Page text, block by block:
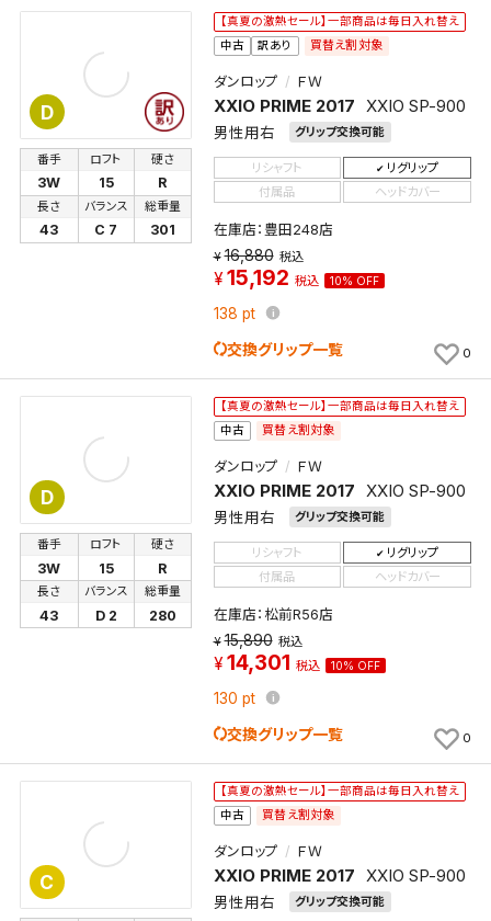
D
【真夏の激熱セール】一部商品は毎日入れ替え
中古
訳あり 買替え割対象
ダンロップ ＦＷ
XXIO PRIME 2017 XXIO SP-900
男性用右
グリップ交換可能
番手
3W
ロフト
15
硬さ
R
長さ
43
バランス
C 7
総重量
301
リシャフト
リグリップ
付属品
ヘッドカバー
在庫店：豊田248店
16,880 税込
15,192 税込 10% OFF
138 pt
交換グリップ一覧 0
D
【真夏の激熱セール】一部商品は毎日入れ替え
中古
買替え割対象
ダンロップ ＦＷ
XXIO PRIME 2017 XXIO SP-900
男性用右
グリップ交換可能
番手
3W
ロフト
15
硬さ
R
長さ
43
バランス
D 2
総重量
280
リシャフト
リグリップ
付属品
ヘッドカバー
在庫店：松前R56店
15,890 税込
14,301 税込 10% OFF
130 pt
交換グリップ一覧 0
C
【真夏の激熱セール】一部商品は毎日入れ替え
中古
買替え割対象
ダンロップ ＦＷ
XXIO PRIME 2017 XXIO SP-900
男性用右
グリップ交換可能
よく探す商品を、毎回条件指定することなく簡単に開
くことができます。
検索条件
新着通知を「する」にすると、この条件に一致する商品
が入荷した際に、メール及びお客様のアカウント内の
「お知らせ」で通知します。
保存された検索条件は変更できません。
条件を変更したい場合は、マイページの「保存検索条
件一覧」から画面を表示し、条件を変更の上、保存し直
してください。
保存する
キャンセル
検索条件を保存
これまで保存した検索条件は、マイページの「保存検
索条件一覧」で確認できます。